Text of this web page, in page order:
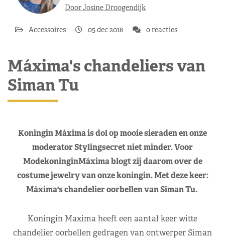
Door Josine Droogendijk
Accessoires 05 dec 2018 0 reacties
Máxima's chandeliers van
Siman Tu
Koningin Máxima is dol op mooie sieraden en onze
moderator Stylingsecret niet minder. Voor
ModekoninginMáxima blogt zij daarom over de
costume jewelry van onze koningin. Met deze keer:
Máxima's chandelier oorbellen van Siman Tu.
Koningin Maxima heeft een aantal keer witte
chandelier oorbellen gedragen van ontwerper Siman